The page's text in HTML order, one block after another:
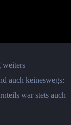
weiters
auch keineswegs:
war stets auch